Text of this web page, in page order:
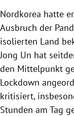
Nordkorea hatte
Ausbruch der
isolierten Land
Jong Un hat
den Mittelpunkt
Lockdown
kritisiert,
Stunden am Tag